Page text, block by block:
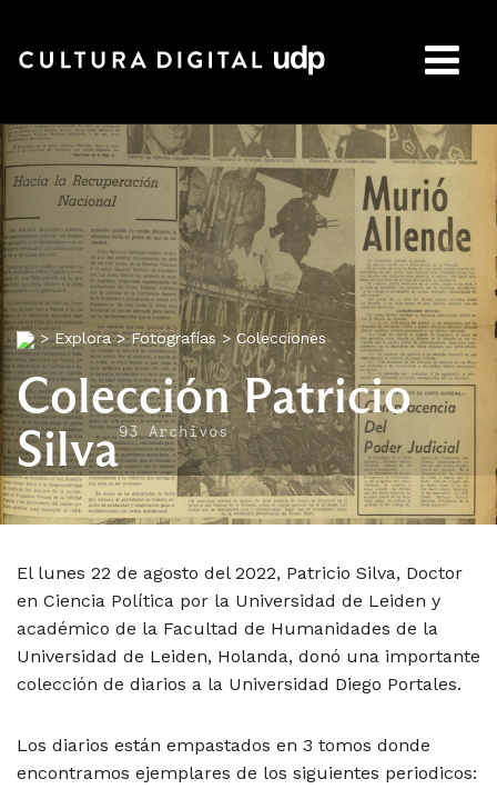
>Explora>Fotografías >Colecciones
Colección Patricio
Silva93 Archivos
El lunes 22 de agosto del 2022, Patricio Silva, Doctor
en Ciencia Política por la Universidad de Leiden y
académico de la Facultad de Humanidades de la
Universidad de Leiden, Holanda, donó una importante
colección de diarios a la Universidad Diego Portales.
Los diarios están empastados en 3 tomos donde
encontramos ejemplares de los siguientes periodicos: